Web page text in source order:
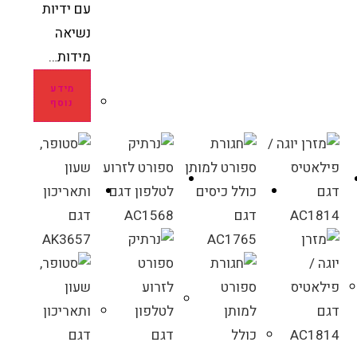
עם ידיות
נשיאה
מידות…
מידע
נוסף